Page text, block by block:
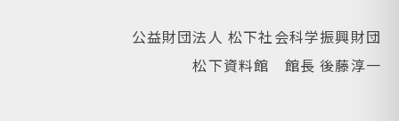
公益財団法人 松下社会科学振興財団
松下資料館 館長 後藤淳一